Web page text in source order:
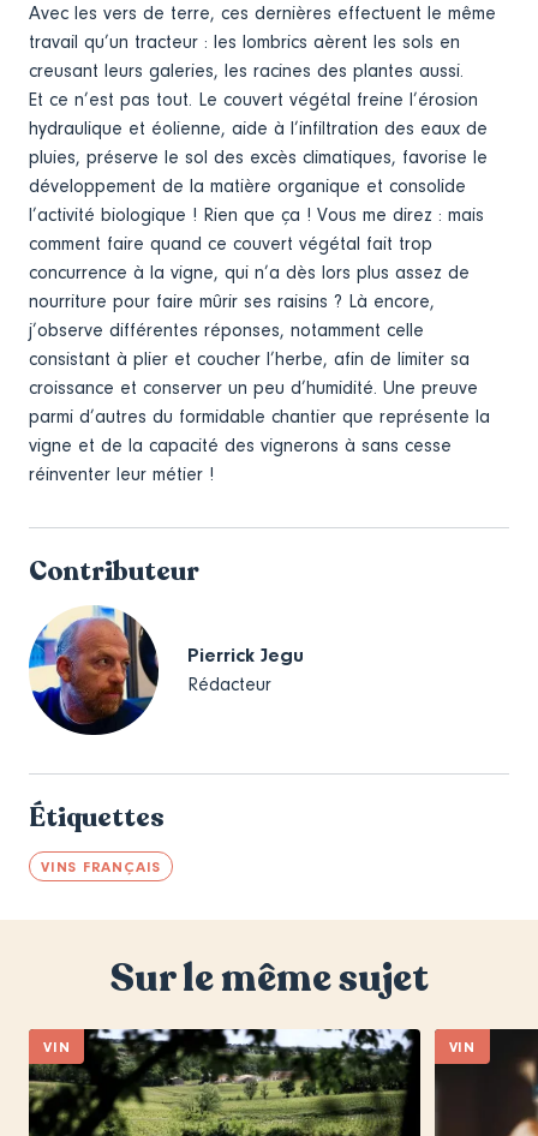
Avec les vers de terre, ces dernières effectuent le même
travail qu’un tracteur : les lombrics aèrent les sols en
creusant leurs galeries, les racines des plantes aussi.
Et ce n’est pas tout. Le couvert végétal freine l’érosion
hydraulique et éolienne, aide à l’infiltration des eaux de
pluies, préserve le sol des excès climatiques, favorise le
développement de la matière organique et consolide
l’activité biologique ! Rien que ça ! Vous me direz : mais
comment faire quand ce couvert végétal fait trop
concurrence à la vigne, qui n’a dès lors plus assez de
nourriture pour faire mûrir ses raisins ? Là encore,
j’observe différentes réponses, notamment celle
consistant à plier et coucher l’herbe, afin de limiter sa
croissance et conserver un peu d’humidité. Une preuve
parmi d’autres du formidable chantier que représente la
vigne et de la capacité des vignerons à sans cesse
réinventer leur métier !
Contributeur
Pierrick Jegu
Rédacteur
Étiquettes
VINS FRANÇAIS
Sur le même sujet
VIN VIN